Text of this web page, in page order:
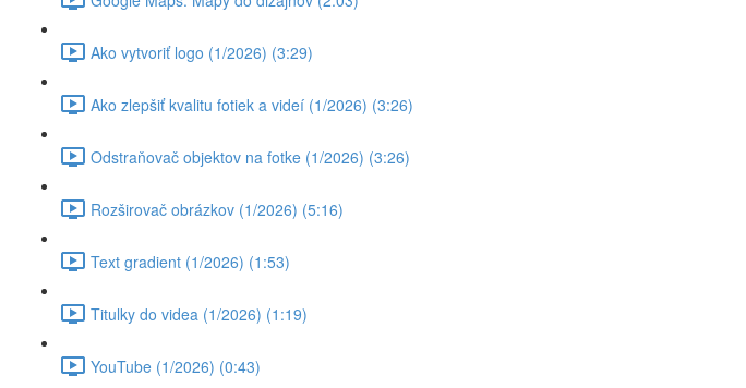
Ako vytvoriť logo (1/2026) (3:29)
Ako zlepšiť kvalitu fotiek a videí (1/2026) (3:26)
Odstraňovač objektov na fotke (1/2026) (3:26)
Rozširovač obrázkov (1/2026) (5:16)
Text gradient (1/2026) (1:53)
Titulky do videa (1/2026) (1:19)
YouTube (1/2026) (0:43)